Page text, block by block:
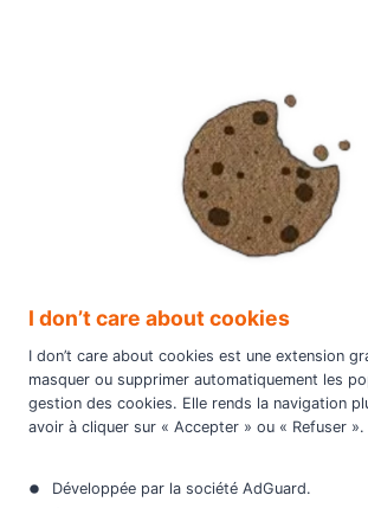
I don’t care about cookies
I don’t care about cookies est une extension
masquer ou supprimer automatiquement les
gestion des cookies. Elle rends la navigation
avoir à cliquer sur « Accepter » ou « Refuser ».
Développée par la société AdGuard.